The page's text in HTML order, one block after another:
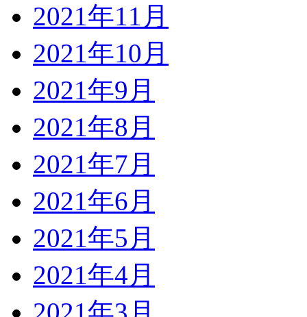
2021年11月
2021年10月
2021年9月
2021年8月
2021年7月
2021年6月
2021年5月
2021年4月